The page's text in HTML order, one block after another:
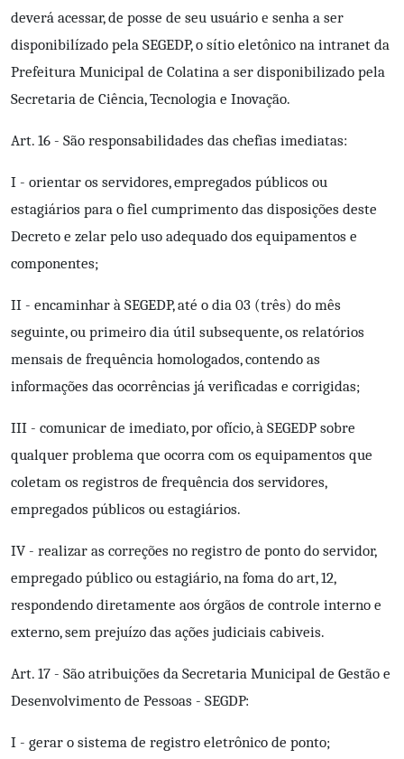
deverá acessar, de posse de seu usuário е senha a ser
disponibilízado pela SEGEDP, o sítio eletônico na intranet da
Prefeitura Municipal de Colatina a ser disponibilizado pela
Secretaria de Ciência, Tecnologia e Inovação.
Art. 16 - São responsabilidades das chefias imediatas:
I - orientar os servidores, empregados públicos ou
estagiários para o fiel cumprimento das disposições deste
Decreto e zelar pelo uso adequado dos equipamentos e
componentes;
II - encaminhar à SEGEDP, até o dia 03 (três) do mês
seguinte, ou primeiro dia útil subsequente, os relatórios
mensais de frequência homologados, contendo as
informações das ocorrências já verificadas e corrigidas;
III - comunicar de imediato, por ofício, à SEGEDP sobre
qualquer problema que ocorra com os equipamentos que
coletam os registros de frequência dos servidores,
empregados públicos ou estagiários.
IV - realizar as correções no registro de ponto do servidor,
empregado público ou estagiário, na foma do art, 12,
respondendo diretamente aos órgãos de controle interno e
externo, sem prejuízo das ações judiciais cabiveis.
Art. 17 - São atribuições da Secretaria Municipal de Gestão e
Desenvolvimento de Pessoas - SEGDP:
I - gerar o sistema de registro eletrônico de ponto;